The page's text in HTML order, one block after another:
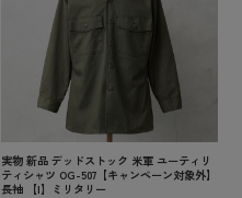
実物 新品 デッドストック 米軍 ユーティリ
ティシャツ OG-507【キャンペーン対象外】
長袖 【I】ミリタリー